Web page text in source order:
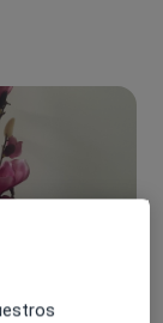
de
Tropical
del
Pública